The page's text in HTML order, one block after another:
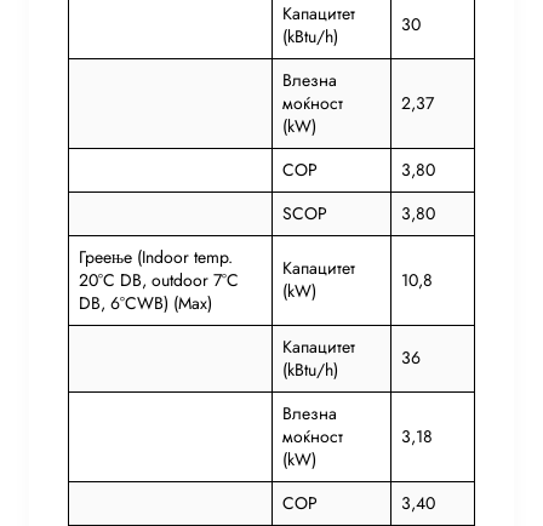
Капацитет
(kBtu/h)
30
Влезна
моќност
(kW)
2,37
COP
3,80
SCOP
3,80
Греење (Indoor temp.
20°C DB, outdoor 7°C
DB, 6°CWB) (Max)
Капацитет
(kW)
10,8
Капацитет
(kBtu/h)
36
Влезна
моќност
(kW)
3,18
COP 3,40